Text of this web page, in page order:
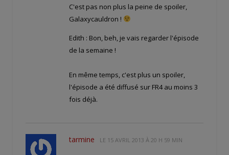
C'est pas non plus la peine de spoiler,
Galaxycauldron !
Edith : Bon, beh, je vais regarder l'épisode
de la semaine !
En même temps, c'est plus un spoiler,
l'épisode a été diffusé sur FR4 au moins 3
fois déjà.
tarmine LE 15 AVRIL 2013 À 20 H 59 MIN